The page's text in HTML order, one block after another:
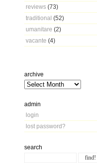
reviews (73)
traditional (52)
umanitare (2)
vacante (4)
archive
admin
login
lost password?
search